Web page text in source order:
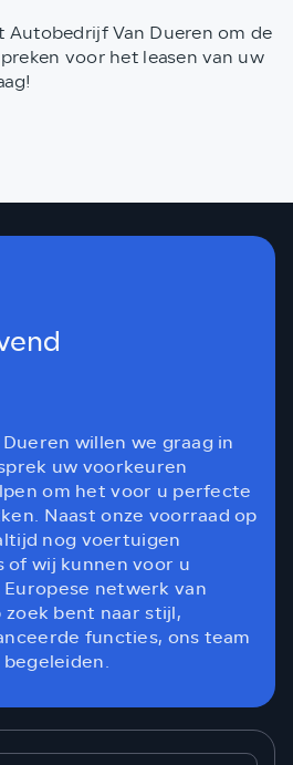
Van Dueren om de
voor het leasen van uw
willen we graag in
uw voorkeuren
om het voor u perfecte
Naast onze voorraad op
nog voertuigen
of wij kunnen voor u
netwerk van
bent naar stijl,
functies, ons team